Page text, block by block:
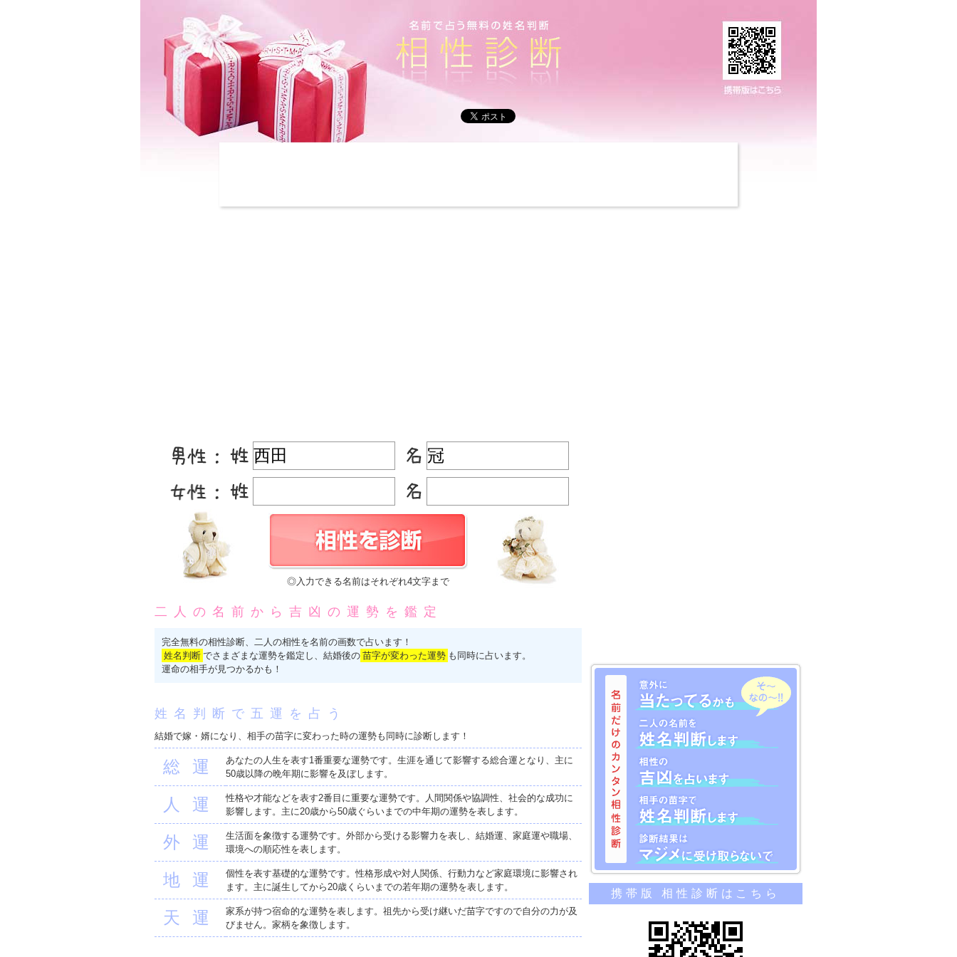
◎入力できる名前はそれぞれ4文字まで
二人の名前から吉凶の運勢を鑑定
完全無料の相性診断、二人の相性を名前の画数で占います！
姓名判断 でさまざまな運勢を鑑定し、結婚後の 苗字が変わった運勢 も同時に占います。
運命の相手が見つかるかも！
姓名判断で五運を占う
結婚で嫁・婿になり、相手の苗字に変わった時の運勢も同時に診断します！
総運
あなたの人生を表す1番重要な運勢です。生涯を通じて影響する総合運となり、主に
50歳以降の晩年期に影響を及ぼします。
人運
性格や才能などを表す2番目に重要な運勢です。人間関係や協調性、社会的な成功に
影響します。主に20歳から50歳ぐらいまでの中年期の運勢を表します。
外運
生活面を象徴する運勢です。外部から受ける影響力を表し、結婚運、家庭運や職場、
環境への順応性を表します。
地運
個性を表す基礎的な運勢です。性格形成や対人関係、行動力など家庭環境に影響され
ます。主に誕生してから20歳くらいまでの若年期の運勢を表します。
天運
家系が持つ宿命的な運勢を表します。祖先から受け継いだ苗字ですので自分の力が及
びません。家柄を象徴します。
名前だけのカンタン相性診断
意外に当たってるかも
二人の名前を姓名判断します
相性の吉凶を占います
相手の苗字で姓名判断します
携帯版 相性診断はこちら